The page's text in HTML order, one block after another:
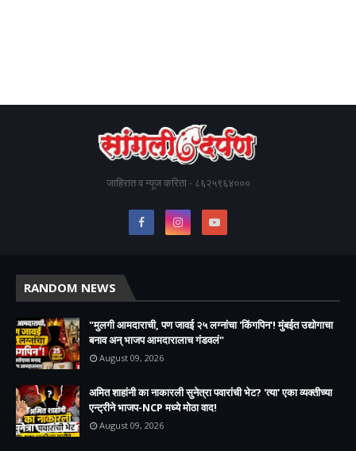
जाहिरात व न्यूज करिता - ८६२५९६४०००
RANDOM NEWS
"मुलगी आमदाराची, पण जावई २५ लग्नांचा 'किंगपिन'! मुंबईत उद्योगाचा
बनाव अन् भाजप आमदारालाच गंडवलं"
August 09, 2026
अमित शाहांनी का नाकारली सुनेत्रा पवारांची भेट? 'त्या' एका व्यक्तीच्या
एन्ट्रीने भाजप-NCP मध्ये मोठा वाद!
August 09, 2026